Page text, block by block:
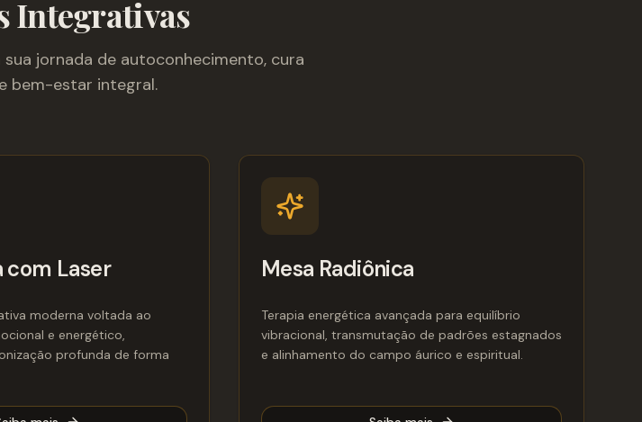
Integrativas
jornada de autoconhecimento, cura
bem-estar integral.
Laser
moderna voltada ao
e energético,
profunda de forma
Mesa Radiônica
Terapia energética avançada para equilíbrio
vibracional, transmutação de padrões estagnados
e alinhamento do campo áurico e espiritual.